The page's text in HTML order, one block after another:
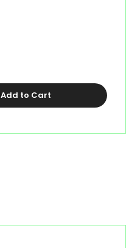
Add to Cart